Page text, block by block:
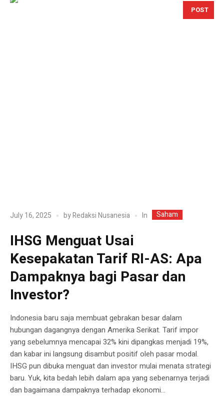
POST
July 16, 2025 byRedaksi Nusanesia In Saham
IHSG Menguat Usai
Kesepakatan Tarif RI-AS: Apa
Dampaknya bagi Pasar dan
Investor?
Indonesia baru saja membuat gebrakan besar dalam
hubungan dagangnya dengan Amerika Serikat. Tarif impor
yang sebelumnya mencapai 32% kini dipangkas menjadi 19%,
dan kabar ini langsung disambut positif oleh pasar modal.
IHSG pun dibuka menguat dan investor mulai menata strategi
baru. Yuk, kita bedah lebih dalam apa yang sebenarnya terjadi
dan bagaimana dampaknya terhadap ekonomi...